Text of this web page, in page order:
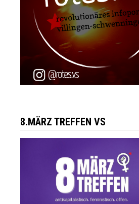
8.MÄRZ TREFFEN VS